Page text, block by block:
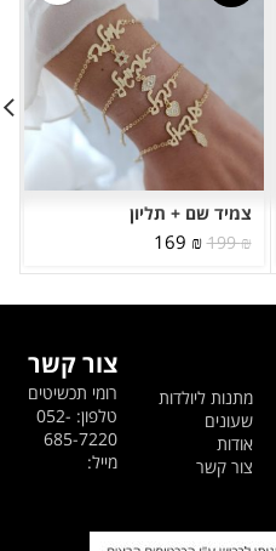
צמיד שם + תליון
199₪
המחיר
199 ₪.
169 ₪
169 ₪.
צור קשר
רומי תכשיטים
טלפון: 052-
685-7220
מייל:
מתנות ליולדות
שעונים
אודות
צור קשר